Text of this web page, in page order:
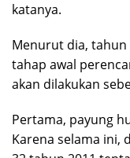
katanya.
Menurut dia, tahun
tahap awal
akan dilakukan
Pertama, payung
Karena selama ini,